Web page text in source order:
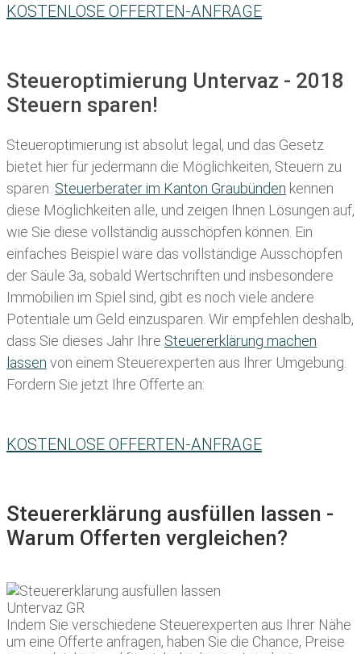
KOSTENLOSE OFFERTEN-ANFRAGE
Steueroptimierung Untervaz - 2018
Steuern sparen!
Steueroptimierung ist absolut legal, und das Gesetz
bietet hier für jedermann die Möglichkeiten, Steuern zu
sparen. Steuerberater im K anton Graubünden kennen
diese Möglichkeiten alle, und zeigen Ihnen Lösungen auf,
wie Sie diese vollständig ausschöpfen können. Ein
einfaches Beispiel wäre das vollständige Ausschöpfen
der Säule 3a, sobald Wertschriften und insbesondere
Immobilien im Spiel sind, gibt es noch viele andere
Potentiale um Geld einzusparen. Wir empfehlen deshalb,
dass Sie dieses Jahr Ihre Steuererklärung machen
lassen von einem Steuerexperten aus Ihrer Umgebung.
Fordern Sie jetzt Ihre Offerte an:
KOSTENLOSE OFFERTEN-ANFRAGE
Steuererklärung ausfüllen lassen -
Warum Offerten vergleichen?
Indem Sie verschiedene Steuerexperten aus Ihrer Nähe
um eine Offerte anfragen, haben Sie die Chance, Preise